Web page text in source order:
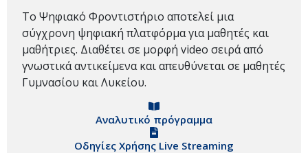
Το Ψηφιακό Φροντιστήριο αποτελεί μια
σύγχρονη ψηφιακή πλατφόρμα για μαθητές και
μαθήτριες. Διαθέτει σε μορφή video σειρά από
γνωστικά αντικείμενα και απευθύνεται σε μαθητές
Γυμνασίου και Λυκείου.
Αναλυτικό πρόγραμμα
Οδηγίες Χρήσης Live Streaming